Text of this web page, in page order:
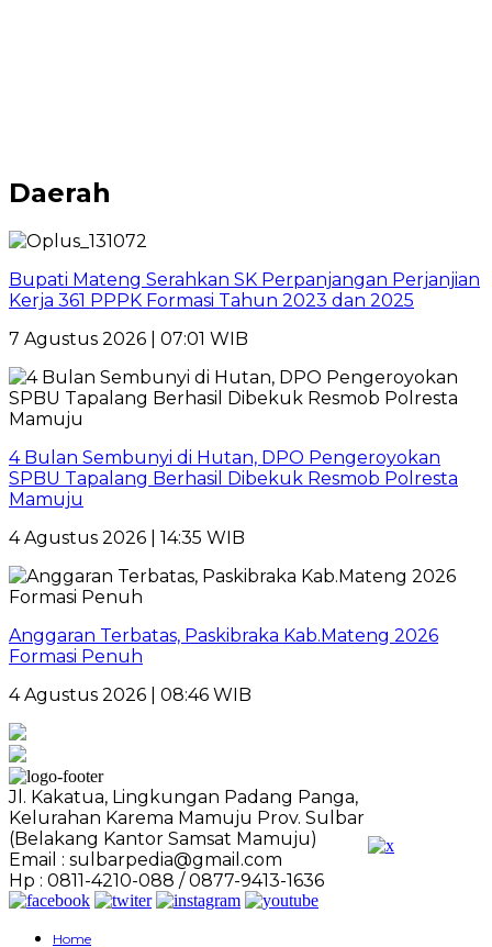
Daerah
Bupati Mateng Serahkan SK Perpanjangan Perjanjian
Kerja 361 PPPK Formasi Tahun 2023 dan 2025
7 Agustus 2026 | 07:01 WIB
4 Bulan Sembunyi di Hutan, DPO Pengeroyokan
SPBU Tapalang Berhasil Dibekuk Resmob Polresta
Mamuju
4 Agustus 2026 | 14:35 WIB
Anggaran Terbatas, Paskibraka Kab.Mateng 2026
Formasi Penuh
4 Agustus 2026 | 08:46 WIB
Jl. Kakatua, Lingkungan Padang Panga,
Kelurahan Karema Mamuju Prov. Sulbar
(Belakang Kantor Samsat Mamuju)
Email : sulbarpedia@gmail.com
Hp : 0811-4210-088 / 0877-9413-1636
Home